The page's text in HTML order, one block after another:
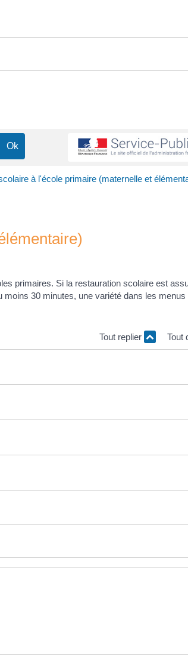
à l'école primaire (maternelle et
primaires. Si la restauration scolaire est
30 minutes, une variété dans les menus
Tout replier Tout